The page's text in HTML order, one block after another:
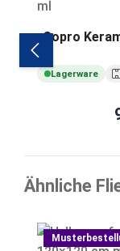
Sopro
Lagerware
Ähnliche